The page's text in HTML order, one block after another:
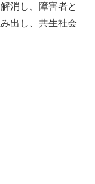
消し、障害者と
出し、共生社会